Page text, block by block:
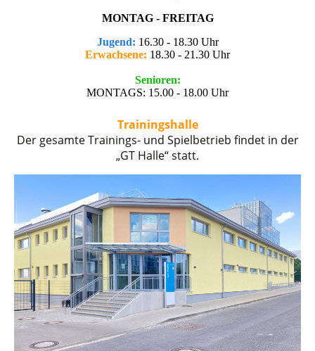
MONTAG - FREITAG
Jugend: 16.30 - 18.30 Uhr
Erwachsene: 18.30 - 21.30 Uhr
Senioren:
MONTAGS: 15.00 - 18.00 Uhr
Trainingshalle
Der gesamte Trainings- und Spielbetrieb findet in der
„GT Halle“ statt.